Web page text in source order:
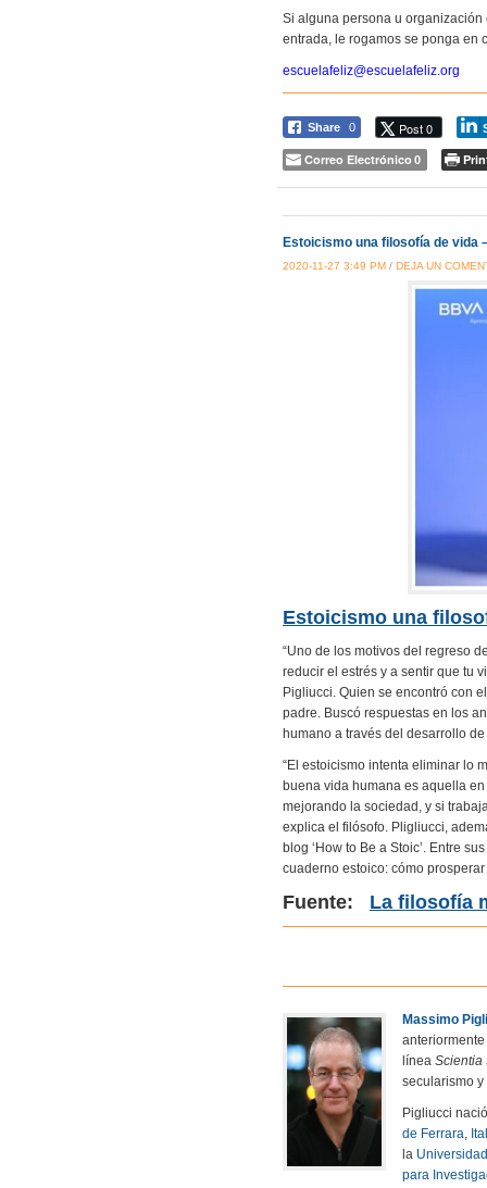
Si alguna persona u
entrada, le rogamos se ponga en
escuelafeliz@escuelafeliz.org
Share 0 Post 0
Correo Electrónico 0
Estoicismo una filosofía de vida
2020-11-27 3:49 PM / DEJA UN
Estoicismo una
“Uno de los motivos del regreso
reducir el estrés y a sentir que tu
Pigliucci. Quien se encontró con
padre. Buscó respuestas en los
humano a través del desarrollo
“El estoicismo intenta eliminar lo
buena vida humana es aquella
mejorando la sociedad, y si
explica el filósofo. Pligliucci,
blog ‘How to Be a Stoic’. Entre
cuaderno estoico: cómo
Fuente: La filosofía
Massimo
línea Scientia
secularismo
Pigliucci
de Ferrara,
la
para